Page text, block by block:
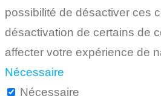
possibilité de désactiver ces
désactivation de certains de
affecter votre expérience de
Nécessaire
Nécessaire